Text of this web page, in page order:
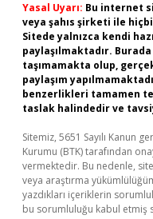
Yasal Uyarı: Bu internet
veya şahıs şirketi ile
Sitede yalnızca kendi
paylaşılmaktadır.
taşımamakta olup,
paylaşım
benzerlikleri tamamen
taslak halindedir ve
Sitemiz, 5651 Sayılı Kanun
Kurumu (BTK) tarafından
vermektedir. Bu nedenle,
veya araştırma
yazdıkları içeriklerin
bu sorumluluğu kabul etmiş